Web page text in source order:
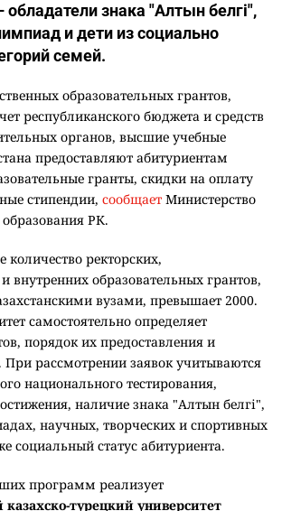
обладатели знака "Алтын белгі",
и дети из социально
семей.
образовательных грантов,
республиканского бюджета и средств
органов, высшие учебные
предоставляют абитуриентам
гранты, скидки на оплату
стипендии, сообщает Министерство
РК.
количество ректорских,
внутренних образовательных грантов,
вузами, превышает 2000.
самостоятельно определяет
порядок их предоставления и
При рассмотрении заявок учитываются
национального тестирования,
наличие знака "Алтын белгі",
научных, творческих и спортивных
социальный статус абитуриента.
программ реализует
турецкий университет